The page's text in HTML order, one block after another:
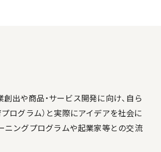
出や商品・サービス開発に向け、自ら
ログラム）と実際にアイデアを社会に
ニングプログラムや起業家等との交流